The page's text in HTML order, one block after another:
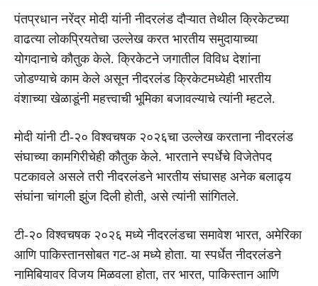
पंतप्रधान नरेंद्र मोदी यांनी नीदरलंड दौऱ्यात तेथील क्रिकेटच्या
वाढत्या लोकप्रियतेचा उल्लेख करत भारतीय समुदायाच्या
योगदानाचे कौतुक केले. क्रिकेटने जगातील विविध देशांना
जोडण्याचे काम केले असून नीदरलंड क्रिकेटमध्येही भारतीय
वंशाच्या खेळाडूंनी महत्त्वाची भूमिका बजावल्याचे त्यांनी म्हटले.
मोदी यांनी टी-२० विश्वचषक २०२६चा उल्लेख करताना नीदरलंड
संघाच्या कामगिरीचेही कौतुक केले. भारताने स्पर्धेचे विजेतेपद
पटकावले असले तरी नीदरलंडने भारतीय संघासह अनेक बलाढ्य
संघांना चांगली झुंज दिली होती, असे त्यांनी सांगितले.
टी-२० विश्वचषक २०२६ मध्ये नीदरलंडचा समावेश भारत, अमेरिका
आणि पाकिस्तानसोबत गट-अ मध्ये होता. या स्पर्धेत नीदरलंडने
नामिबियावर विजय मिळवला होता, तर भारत, पाकिस्तान आणि